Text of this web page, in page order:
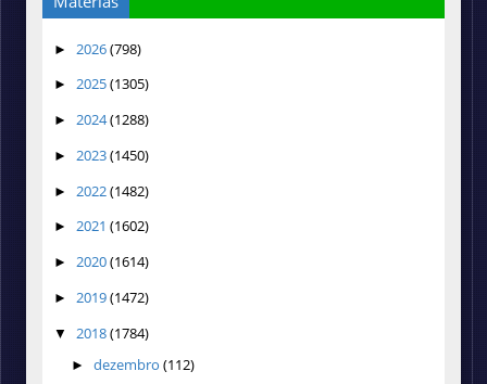
► 2026(798)
► 2025(1305)
► 2024(1288)
► 2023(1450)
► 2022(1482)
► 2021 (1602)
► 2020(1614)
► 2019(1472)
▼ 2018(1784)
► dezembro (112)